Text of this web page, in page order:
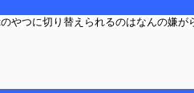
やつに切り替えられるのはなんの嫌が